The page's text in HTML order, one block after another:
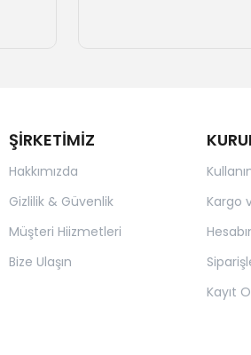
ŞİRKETİMİZ
Hakkımızda
Gizlilik & Güvenlik
Müşteri Hiizmetleri
Bize Ulaşın
Kargo
Kayıt